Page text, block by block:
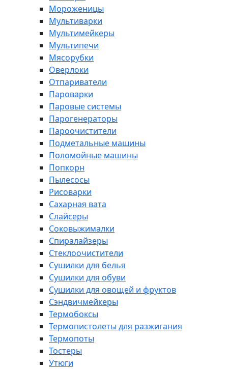
Мороженицы
Мультиварки
Мультимейкеры
Мультипечи
Мясорубки
Оверлоки
Отпариватели
Пароварки
Паровые системы
Парогенераторы
Пароочистители
Подметальные машины
Поломойные машины
Попкорн
Пылесосы
Рисоварки
Сахарная вата
Слайсеры
Соковыжималки
Спиралайзеры
Стеклоочистители
Сушилки для белья
Сушилки для обуви
Сушилки для овощей и фруктов
Сэндвичмейкеры
Термобоксы
Термопистолеты для разжигания
Термопоты
Тостеры
Утюги